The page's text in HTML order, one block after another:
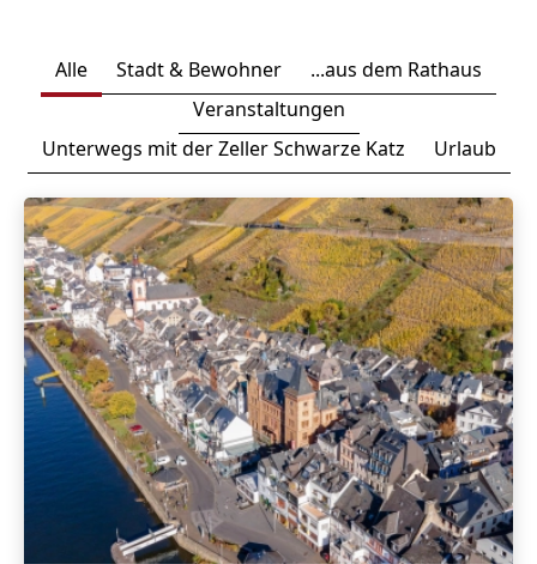
Alle Stadt & Bewohner
...aus dem Rathaus
Veranstaltungen
Unterwegs mit der Zeller Schwarze Katz
Urlaub